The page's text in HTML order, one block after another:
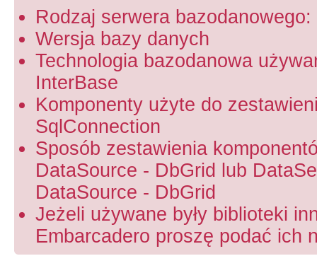
Rodzaj serwera
Wersja bazy danych
Technologia bazodanowa
InterBase
Komponenty użyte do
SqlConnection
Sposób zestawienia
DataSource - DbGrid lub
DataSource - DbGrid
Jeżeli używane były biblioteki
Embarcadero proszę podać ich